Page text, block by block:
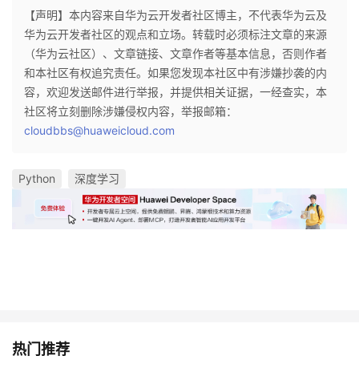
【声明】本内容来自华为云开发者社区博主，不代表华为云及
华为云开发者社区的观点和立场。转载时必须标注文章的来源
（华为云社区）、文章链接、文章作者等基本信息，否则作者
和本社区有权追究责任。如果您发现本社区中有涉嫌抄袭的内
容，欢迎发送邮件进行举报，并提供相关证据，一经查实，本
社区将立刻删除涉嫌侵权内容，举报邮箱：
cloudbbs@huaweicloud.com
Python 深度学习
热门推荐